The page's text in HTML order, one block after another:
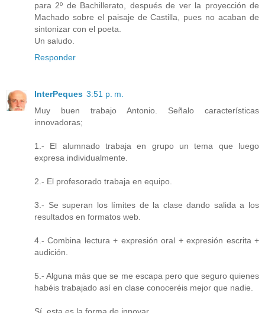
para 2º de Bachillerato, después de ver la proyección de
Machado sobre el paisaje de Castilla, pues no acaban de
sintonizar con el poeta.
Un saludo.
Responder
InterPeques 3:51 p. m.
Muy buen trabajo Antonio. Señalo características
innovadoras;
1.- El alumnado trabaja en grupo un tema que luego
expresa individualmente.
2.- El profesorado trabaja en equipo.
3.- Se superan los límites de la clase dando salida a los
resultados en formatos web.
4.- Combina lectura + expresión oral + expresión escrita +
audición.
5.- Alguna más que se me escapa pero que seguro quienes
habéis trabajado así en clase conoceréis mejor que nadie.